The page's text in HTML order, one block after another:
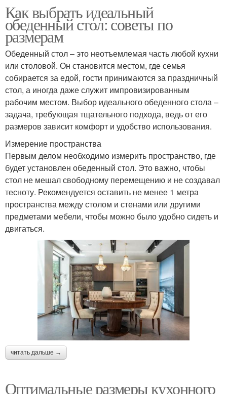
Как выбрать идеальный
обеденный стол: советы по
размерам
Обеденный стол – это неотъемлемая часть любой кухни
или столовой. Он становится местом, где семья
собирается за едой, гости принимаются за праздничный
стол, а иногда даже служит импровизированным
рабочим местом. Выбор идеального обеденного стола –
задача, требующая тщательного подхода, ведь от его
размеров зависит комфорт и удобство использования.
Измерение пространства
Первым делом необходимо измерить пространство, где
будет установлен обеденный стол. Это важно, чтобы
стол не мешал свободному перемещению и не создавал
тесноту. Рекомендуется оставить не менее 1 метра
пространства между столом и стенами или другими
предметами мебели, чтобы можно было удобно сидеть и
двигаться.
читать дальше →
Оптимальные размеры кухонного